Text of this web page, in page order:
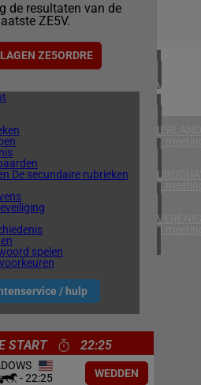
de resultaten van de
ZE5V.
ZE5ORDRE
De secundaire rubrieken
spelen
/ hulp
1
5
IERLAND
1
URUGUAY
1
4
START 22:25
-22:25 WEDDEN